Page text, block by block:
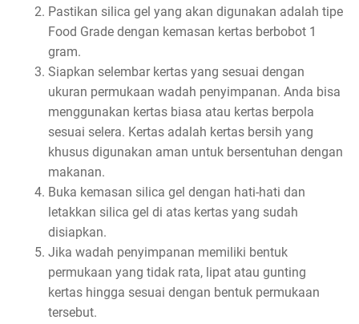
Pastikan silica gel yang akan digunakan adalah tipe
Food Grade dengan kemasan kertas berbobot 1
gram.
Siapkan selembar kertas yang sesuai dengan
ukuran permukaan wadah penyimpanan. Anda bisa
menggunakan kertas biasa atau kertas berpola
sesuai selera. Kertas adalah kertas bersih yang
khusus digunakan aman untuk bersentuhan dengan
makanan.
Buka kemasan silica gel dengan hati-hati dan
letakkan silica gel di atas kertas yang sudah
disiapkan.
Jika wadah penyimpanan memiliki bentuk
permukaan yang tidak rata, lipat atau gunting
kertas hingga sesuai dengan bentuk permukaan
tersebut.